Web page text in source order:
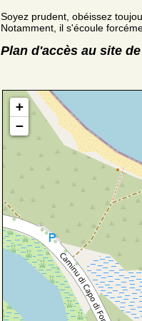
Soyez prudent, obéissez
Notamment, il s'écoule
Plan d'accès au site
+
−